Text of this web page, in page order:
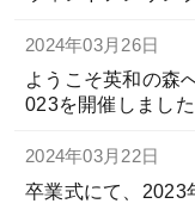
2024年03月26日
ようこそ英和の森
023を開催しました
2024年03月22日
卒業式にて、2023